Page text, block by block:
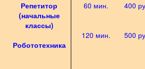
Репетитор
(начальные
классы)
Робототехника
60 мин.
120 мин.
400
500